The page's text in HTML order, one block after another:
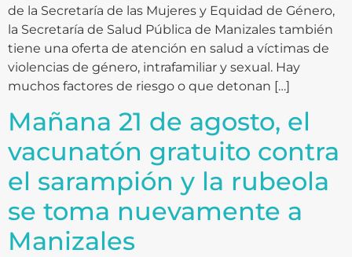
de la Secretaría de las Mujeres y Equidad de Género,
la Secretaría de Salud Pública de Manizales también
tiene una oferta de atención en salud a víctimas de
violencias de género, intrafamiliar y sexual. Hay
muchos factores de riesgo o que detonan […]
Mañana 21 de agosto, el
vacunatón gratuito contra
el sarampión y la rubeola
se toma nuevamente a
Manizales